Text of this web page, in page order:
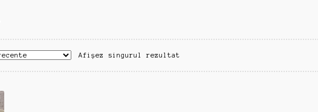
Afișez singurul rezultat